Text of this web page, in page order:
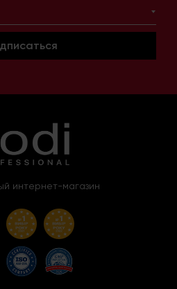
интернет-магазин